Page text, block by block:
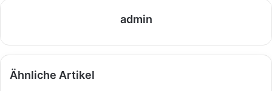
admin
Ähnliche Artikel